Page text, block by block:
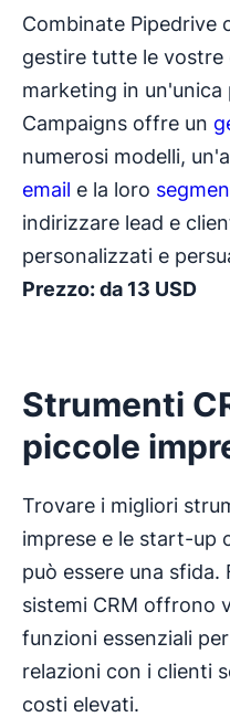
Combinate Pipedrive
gestire tutte le vostre
marketing in
Campaigns offre un
numerosi modelli,
email e la loro
indirizzare lead e
personalizzati e
Prezzo: da 13 USD
Strumenti
piccole
Trovare i migliori
imprese e le start-up
può essere una
sistemi CRM offrono
funzioni essenziali
relazioni con i clienti
costi elevati.